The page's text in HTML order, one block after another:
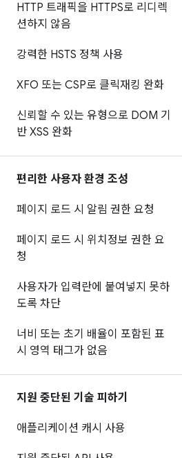
HTTP 트래픽을 HTTPS로 리디렉
션하지 않음
강력한 HSTS 정책 사용
XFO 또는 CSP로 클릭재킹 완화
신뢰할 수 있는 유형으로 DOM 기
반 XSS 완화
편리한 사용자 환경 조성
페이지 로드 시 알림 권한 요청
페이지 로드 시 위치정보 권한 요
청
사용자가 입력란에 붙여넣지 못하
도록 차단
너비 또는 초기 배율이 포함된 표
시 영역 태그가 없음
지원 중단된 기술 피하기
애플리케이션 캐시 사용